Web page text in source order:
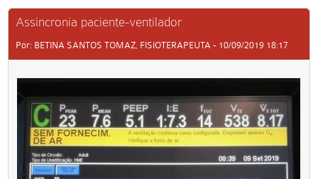
Assincronia paciente-ventilador
Por: BETINA SANTOS TOMAZ, FISIOTERAPEUTA - 10/09/2019 18:17